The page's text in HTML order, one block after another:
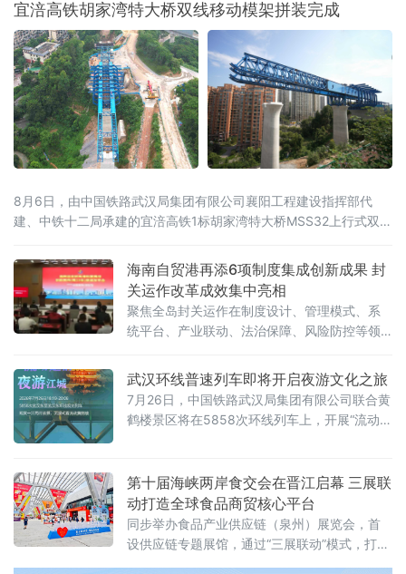
宜涪高铁胡家湾特大桥双线移动模架拼装完成
8月6日，由中国铁路武汉局集团有限公司襄阳工程建设指挥部代
建、中铁十二局承建的宜涪高铁1标胡家湾特大桥MSS32上行式双线
现浇施工顺利推进奠定了坚实基础。胡家湾特大桥全长1904.35
米，是宜涪高铁全线重难点工程之一，针对该桥梁9孔32米双线简支
梁施工需求，项目采用移动模架现浇施工工艺，适配复杂建设工
况，保障桥梁施
海南自贸港再添6项制度集成创新成果 封
关运作改革成效集中亮相
聚焦全岛封关运作在制度设计、管理模式、系
统平台、产业联动、法治保障、风险防控等领
当天举行的新闻发布会上，海南省委副秘书
长、省委深改办（自贸港工委办）常务副主任
关继荣介绍，本批6项案例体现了三个突出特
点：高辨识度的创新性、多维制度
武汉环线普速列车即将开启夜游文化之旅
7月26日，中国铁路武汉局集团有限公司联合黄
鹤楼景区将在5858次环线列车上，开展“流动式
动”新体验，打造移动夜游新场景！据悉，本次
5858次环线列车（武汉东往返）18:19始发、
20:08返程，全程约2小时，串联武昌站、汉口
站，穿行青山滨江、汉江、长江一桥黄金夜景
第十届海峡两岸食交会在晋江启幕 三展联
动打造全球食品商贸核心平台
同步举办食品产业供应链（泉州）展览会，首
设供应链专题展馆，通过“三展联动”模式，打造